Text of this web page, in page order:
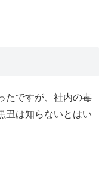
たですが、社内の毒
丑は知らないとはい